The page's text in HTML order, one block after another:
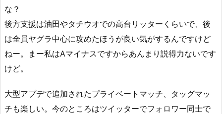
な？
後方支援は油田やタチウオでの高台リッターくらいで、後
は全員ヤグラ中心に攻めたほうが良い気がするんですけど
ねー。まー私はAマイナスですからあんまり説得力ないです
けど。
大型アプデで追加されたプライベートマッチ、タッグマッ
チも楽しい。今のところはツイッターでフォロワー同士で